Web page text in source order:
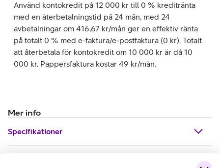
Använd kontokredit på 12 000 kr till 0 % kreditränta
med en återbetalningstid på 24 mån, med 24
avbetalningar om 416,67 kr/mån ger en effektiv ränta
på totalt 0 % med e-faktura/e-postfaktura (0 kr). Totalt
att återbetala för kontokredit om 10 000 kr är då 10
000 kr. Pappersfaktura kostar 49 kr/mån.
Mer info
Specifikationer